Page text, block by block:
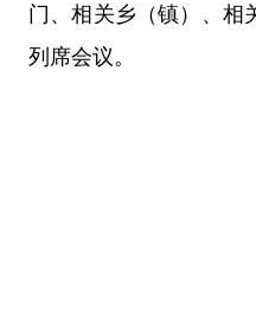
门、相关乡（镇）、相
列席会议。